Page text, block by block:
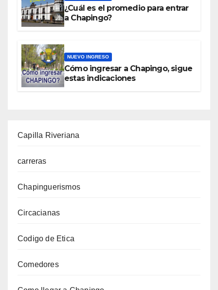
¿Cuál es el promedio para entrar
a Chapingo?
NUEVO INGRESO
Cómo ingresar a Chapingo, sigue
estas indicaciones
Capilla Riveriana
carreras
Chapinguerismos
Circacianas
Codigo de Etica
Comedores